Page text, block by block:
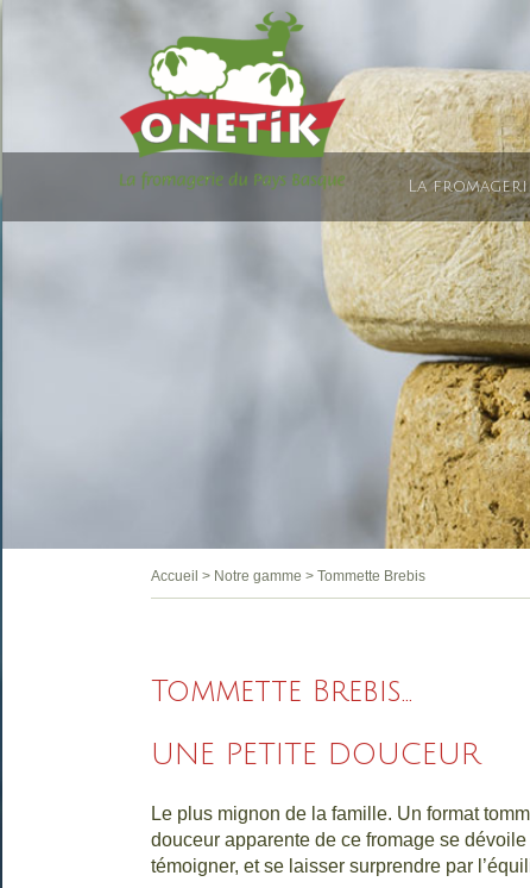
La
Accueil > Notre gamme > Tommette Brebis
Tommette Brebis...
UNE PETITE DOUCEUR
Le plus mignon de la famille. Un format
douceur apparente de ce fromage se
témoigner, et se laisser surprendre par